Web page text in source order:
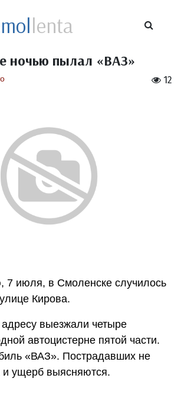
lenta
ночью пылал «ВАЗ»
12
7 июля, в Смоленске случилось
Кирова.
выезжали четыре
автоцистерне пятой части.
«ВАЗ». Пострадавших не
ущерб выясняются.